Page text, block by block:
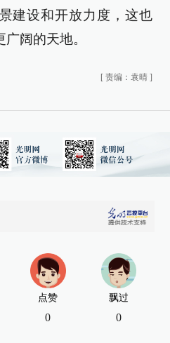
建设和开放力度，这也
阔的天地。
[ 责编：袁晴 ]
点赞
0
飘过
0